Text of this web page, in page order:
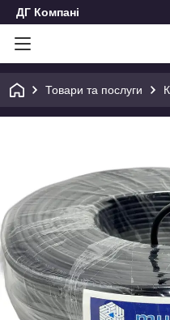
ДГ Компані
Товари та послуги